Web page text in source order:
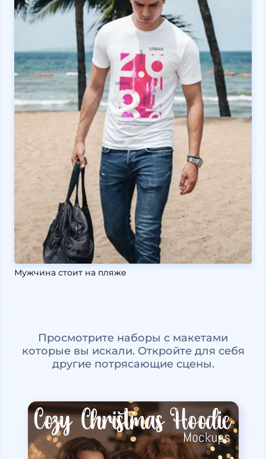
Мужчина стоит на пляже
Просмотрите наборы с макетами
которые вы искали. Откройте для себя
другие потрясающие сцены.